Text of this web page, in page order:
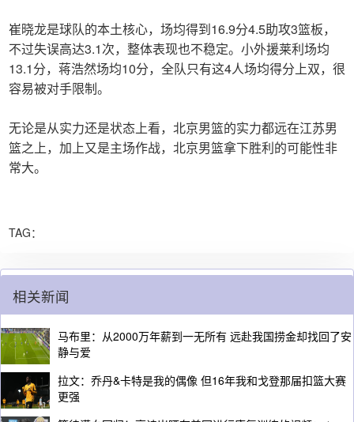
崔晓龙是球队的本土核心，场均得到16.9分4.5助攻3篮板，
不过失误高达3.1次，整体表现也不稳定。小外援莱利场均
13.1分，蒋浩然场均10分，全队只有这4人场均得分上双，很
容易被对手限制。
无论是从实力还是状态上看，北京男篮的实力都远在江苏男
篮之上，加上又是主场作战，北京男篮拿下胜利的可能性非
常大。
TAG：
相关新闻
马布里：从2000万年薪到一无所有 远赴我国捞金却找回了安
静与爱
拉文：乔丹&卡特是我的偶像 但16年我和戈登那届扣篮大赛
更强